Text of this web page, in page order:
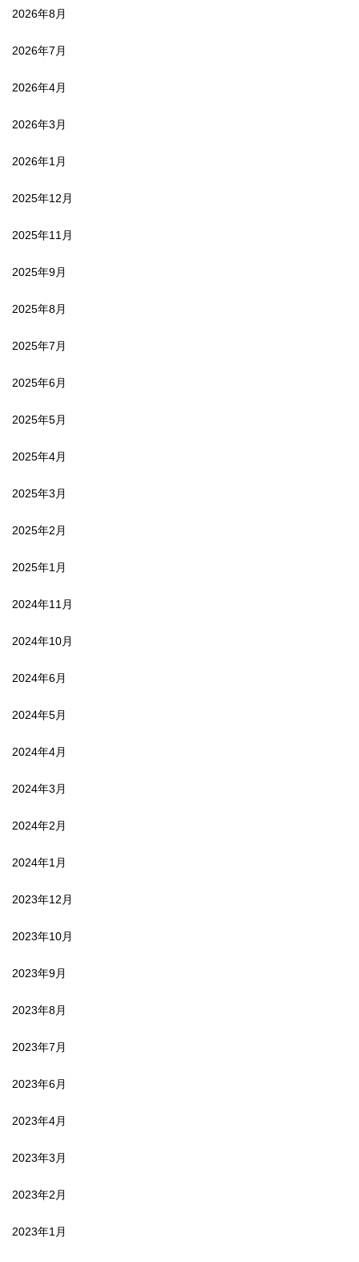
2026年8月
2026年7月
2026年4月
2026年3月
2026年1月
2025年12月
2025年11月
2025年9月
2025年8月
2025年7月
2025年6月
2025年5月
2025年4月
2025年3月
2025年2月
2025年1月
2024年11月
2024年10月
2024年6月
2024年5月
2024年4月
2024年3月
2024年2月
2024年1月
2023年12月
2023年10月
2023年9月
2023年8月
2023年7月
2023年6月
2023年4月
2023年3月
2023年2月
2023年1月